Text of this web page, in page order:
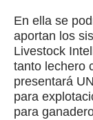
En ella se
aportan los
Livestock
tanto lechero
presentará
para
para